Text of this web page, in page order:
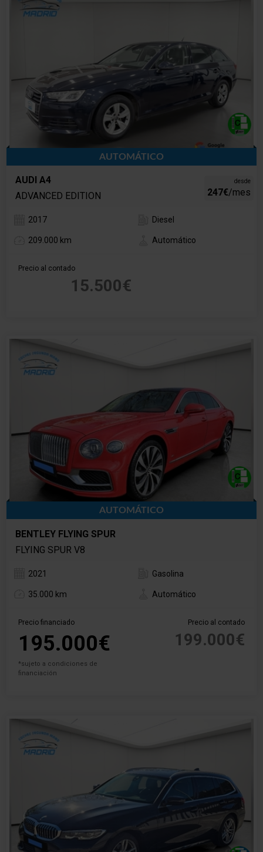
AUTOMÁTICO
AUDI A4
ADVANCED EDITION
desde
247€/mes
2017 Diesel
209.000 km Automático
Precio al contado
15.500€
AUTOMÁTICO
BENTLEY FLYING SPUR
FLYING SPUR V8
2021 Gasolina
35.000 km Automático
Precio financiado
195.000€
*sujeto a condiciones de
financiación
Precio al contado
199.000€